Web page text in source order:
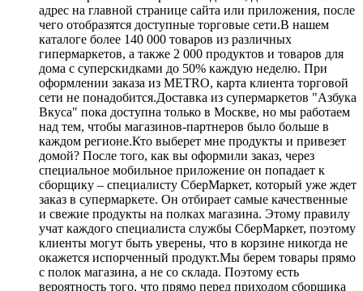
адрес на главной странице сайта или приложения, после
чего отобразятся доступные торговые сети.В нашем
каталоге более 140 000 товаров из различных
гипермаркетов, а также 2 000 продуктов и товаров для
дома с суперскидками до 50% каждую неделю. При
оформлении заказа из METRO, карта клиента торговой
сети не понадобится.Доставка из супермаркетов "Азбука
Вкуса" пока доступна только в Москве, но мы работаем
над тем, чтобы магазинов-партнеров было больше в
каждом регионе.Кто выберет мне продукты и привезет
домой? После того, как вы оформили заказ, через
специальное мобильное приложение он попадает к
сборщику – специалисту СберМаркет, который уже ждет
заказ в супермаркете. Он отбирает самые качественные
и свежие продукты на полках магазина. Этому правилу
учат каждого специалиста службы СберМаркет, поэтому
клиенты могут быть уверены, что в корзине никогда не
окажется испорченный продукт.Мы берем товары прямо
с полок магазина, а не со склада. Поэтому есть
вероятность того, что прямо перед приходом сборщика